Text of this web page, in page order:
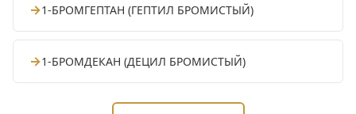
→1-БРОМГЕПТАН (ГЕПТИЛ БРОМИСТЫЙ)
→1-БРОМДЕКАН (ДЕЦИЛ БРОМИСТЫЙ)